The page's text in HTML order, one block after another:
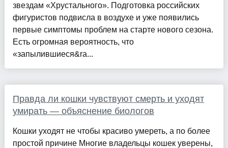
звездам «Хрустального». Подготовка российских
фигуристов подвисла в воздухе и уже появились
первые симптомы проблем на старте нового сезона.
Есть огромная вероятность, что
«запылившиеся&ra...
Правда ли кошки чувствуют смерть и уходят
умирать — объяснение биологов
Кошки уходят не чтобы красиво умереть, а по более
простой причине Многие владельцы кошек уверены,